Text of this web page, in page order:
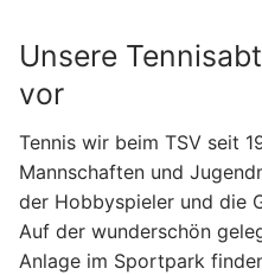
Fussball
Herren
Jugend
Freizeitkicker
Tennis
Tennis – Herren
Tennis – Damen
Breitensport
Erwachsene
Der Verein
Unsere
vor
Tennis wir beim TSV seit
Mannschaften und
der Hobbyspieler und die
Auf der wunderschön
Anlage im Sportpark